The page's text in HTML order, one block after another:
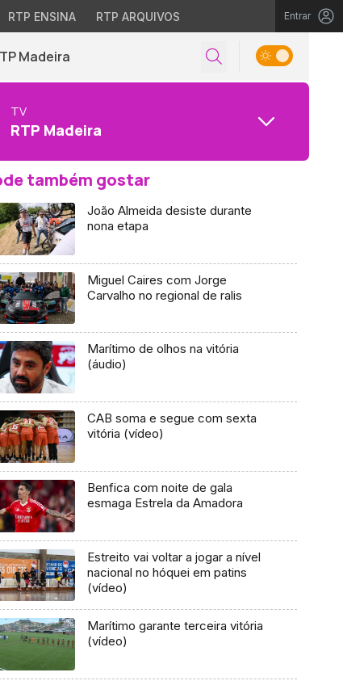
RTP ENSINA RTP ARQUIVOS Entrar
Madeira
TV
RTP Madeira
também gostar
João Almeida desiste durante
nona etapa
Miguel Caires com Jorge
Carvalho no regional de ralis
Marítimo de olhos na vitória
(áudio)
CAB soma e segue com sexta
vitória (vídeo)
Benfica com noite de gala
esmaga Estrela da Amadora
Estreito vai voltar a jogar a nível
nacional no hóquei em patins
(vídeo)
Marítimo garante terceira vitória
(vídeo)